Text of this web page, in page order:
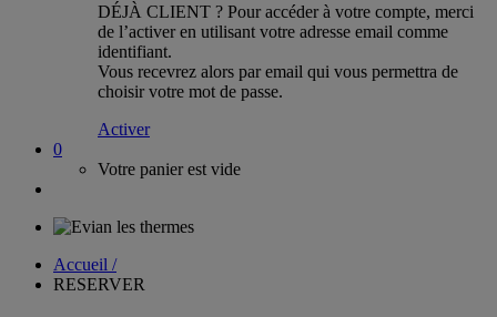
DÉJÀ CLIENT ? Pour accéder à votre compte, merci
de l’activer en utilisant votre adresse email comme
identifiant.
Vous recevrez alors par email qui vous permettra de
choisir votre mot de passe.
Activer
0
Votre panier est vide
Accueil /
RESERVER